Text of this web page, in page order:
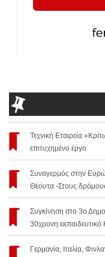
Τεχνική Εταιρεία
επιτυχημένο έργο
Συναγερμός στην
Θέουτα -Στους
Συγκίνηση στο 3ο
30χρονη
Γερμανία, Ιταλία,